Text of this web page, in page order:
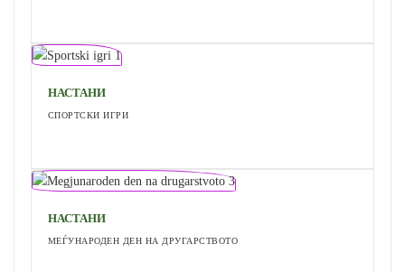
НАСТАНИ
СПОРТСКИ ИГРИ
НАСТАНИ
МЕЃУНАРОДЕН ДЕН НА ДРУГАРСТВОТО